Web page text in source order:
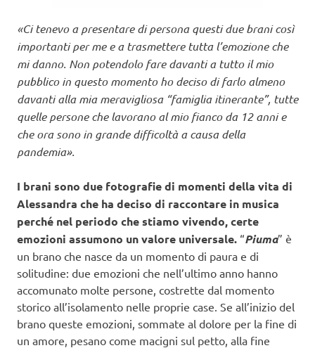
«Ci tenevo a presentare di persona questi due brani così
importanti per me e a trasmettere tutta l’emozione che
mi danno. Non potendolo fare davanti a tutto il mio
pubblico in questo momento ho deciso di farlo almeno
davanti alla mia meravigliosa “famiglia itinerante”, tutte
quelle persone che lavorano al mio fianco da 12 anni e
che ora sono in grande difficoltà a causa della
pandemia».
I brani sono due fotografie di momenti della vita di
Alessandra che ha deciso di raccontare in musica
perché nel periodo che stiamo vivendo, certe
emozioni assumono un valore universale. “Piuma” è
un brano che nasce da un momento di paura e di
solitudine: due emozioni che nell’ultimo anno hanno
accomunato molte persone, costrette dal momento
storico all’isolamento nelle proprie case. Se all’inizio del
brano queste emozioni, sommate al dolore per la fine di
un amore, pesano come macigni sul petto, alla fine